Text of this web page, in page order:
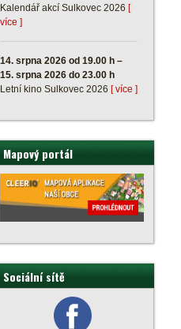
Kalendář akcí Sulkovec 2026 [
více ]
14. srpna 2026 od 19.00 h –
15. srpna 2026 do 23.00 h
Letní kino Sulkovec 2026 [ více ]
Mapový portál
Sociální sítě